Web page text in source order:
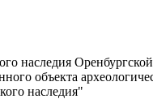
наследия
объекта
наследия"